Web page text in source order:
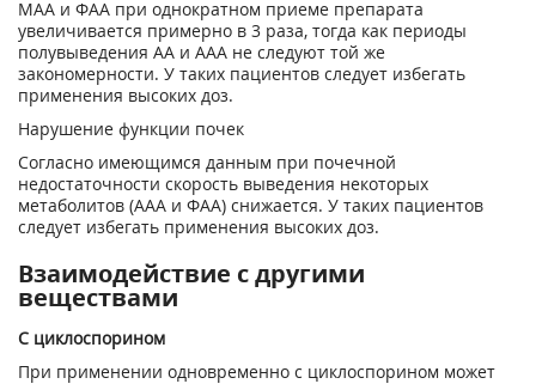
МАА и ФАА при однократном приеме препарата
увеличивается примерно в 3 раза, тогда как периоды
полувыведения АА и ААА не следуют той же
закономерности. У таких пациентов следует избегать
применения высоких доз.
Нарушение функции почек
Согласно имеющимся данным при почечной
недостаточности скорость выведения некоторых
метаболитов (ААА и ФАА) снижается. У таких пациентов
следует избегать применения высоких доз.
Взаимодействие с другими
веществами
С циклоспорином
При применении одновременно с циклоспорином может